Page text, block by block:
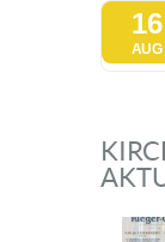
16
AUG